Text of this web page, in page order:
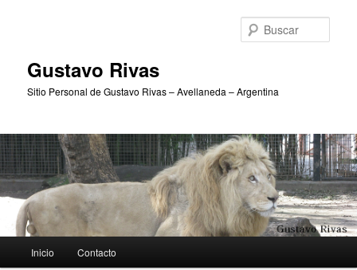
Gustavo Rivas
Sitio Personal de Gustavo Rivas – Avellaneda – Argentina
principal
Inicio Contacto